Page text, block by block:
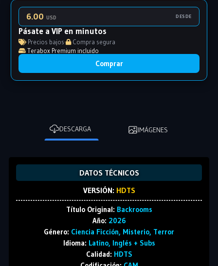
6.00USD DESDE
Pásate a VIP en minutos
Precios bajos·
Compra segura
Terabox Premium incluido
Comprar
DESCARGA IMÁGENES
DATOS TÉCNICOS
VERSIÓN: HDTS
Título Original: Backrooms
Año: 2026
Género: Ciencia Ficción, Misterio, Terror
Idioma: Latino, Inglés + Subs
Calidad: HDTS